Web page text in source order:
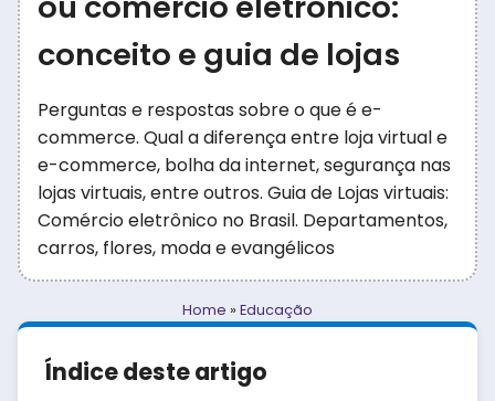
conceito e guia de lojas
Perguntas e respostas sobre o que é e-
commerce. Qual a diferença entre loja virtual e
e-commerce, bolha da internet, segurança nas
lojas virtuais, entre outros. Guia de Lojas virtuais:
Comércio eletrônico no Brasil. Departamentos,
carros, flores, moda e evangélicos
Home » Educação
Índice deste artigo